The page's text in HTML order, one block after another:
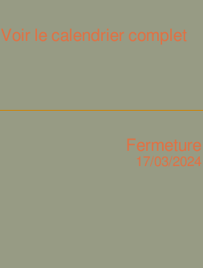
Voir le calendrier complet
Fermeture
17/03/2024